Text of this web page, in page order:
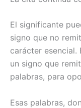
El significante
signo que no
carácter esencial.
un signo que
palabras, para
Esas palabras,